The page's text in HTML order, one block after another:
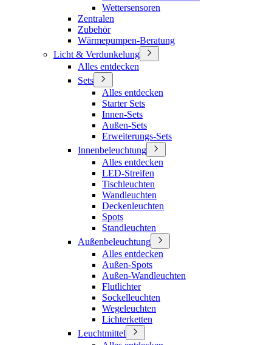
Wettersensoren
Zentralen
Zubehör
Wärmepumpen-Beratung
Licht & Verdunkelung
Alles entdecken
Sets
Alles entdecken
Starter Sets
Innen-Sets
Außen-Sets
Erweiterungs-Sets
Innenbeleuchtung
Alles entdecken
LED-Streifen
Tischleuchten
Wandleuchten
Deckenleuchten
Spots
Standleuchten
Außenbeleuchtung
Alles entdecken
Außen-Spots
Außen-Wandleuchten
Flutlichter
Sockelleuchten
Wegeleuchten
Lichterketten
Leuchtmittel